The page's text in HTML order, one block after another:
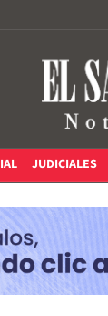
JUDICIALES